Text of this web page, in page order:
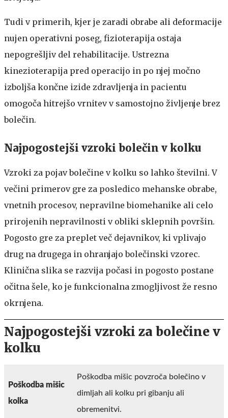
Tudi v primerih, kjer je zaradi obrabe ali deformacije
nujen operativni poseg, fizioterapija ostaja
nepogrešljiv del rehabilitacije. Ustrezna
kinezioterapija pred operacijo in po njej močno
izboljša končne izide zdravljenja in pacientu
omogoča hitrejšo vrnitev v samostojno življenje brez
bolečin.
Najpogostejši vzroki bolečin v kolku
Vzroki za pojav bolečine v kolku so lahko številni. V
večini primerov gre za posledico mehanske obrabe,
vnetnih procesov, nepravilne biomehanike ali celo
prirojenih nepravilnosti v obliki sklepnih površin.
Pogosto gre za preplet več dejavnikov, ki vplivajo
drug na drugega in ohranjajo bolečinski vzorec.
Klinična slika se razvija počasi in pogosto postane
očitna šele, ko je funkcionalna zmogljivost že resno
okrnjena.
Najpogostejši vzroki za bolečine v
kolku
Poškodba mišic
kolka
Poškodba mišic povzroča bolečino v
dimljah ali kolku pri gibanju ali
obremenitvi.